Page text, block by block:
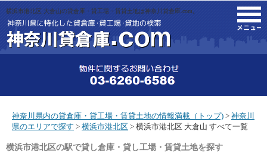
横浜市港北区 大倉山の貸倉庫・貸工場・賃貸土地は神奈川貸倉庫.com。
神奈川県内の貸倉庫・貸工場・賃貸土地の情報満載（トップ) > 神奈川
県のエリアで探す > 横浜市港北区 > 横浜市港北区 大倉山 すべて一覧
横浜市港北区の駅で貸し倉庫・貸し工場・賃貸土地を探す